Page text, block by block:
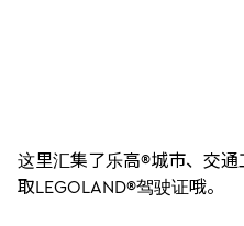
这里汇集了乐高®城市、交
取LEGOLAND®驾驶证哦。